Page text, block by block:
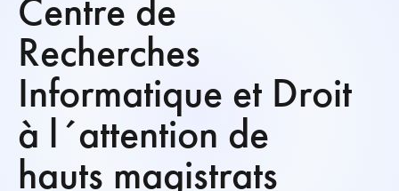
Centre de
Recherches
Informatique et Droit
à l´attention de
hauts magistrats